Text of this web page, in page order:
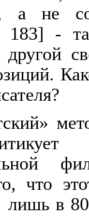
а не
183] -
другой
что
лишь в